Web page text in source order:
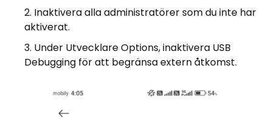
Inaktivera alla administratörer som du inte har
aktiverat.
Under Utvecklare Options, inaktivera USB
Debugging för att begränsa extern åtkomst.